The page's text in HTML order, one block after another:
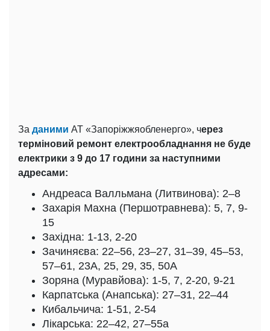
За даними АТ «Запоріжжяобленерго», через
терміновий ремонт електрообладнання не буде
електрики з 9 до 17 години за наступними
адресами:
Андреаса Валльмана (Литвинова): 2–8
Захарія Махна (Першотравнева): 5, 7, 9-
15
Західна: 1-13, 2-20
Зачиняєва: 22–56, 23–27, 31–39, 45–53,
57–61, 23А, 25, 29, 35, 50А
Зоряна (Муравйова): 1-5, 7, 2-20, 9-21
Карпатська (Анапська): 27–31, 22–44
Кибальчича: 1-51, 2-54
Лікарська: 22–42, 27–55а